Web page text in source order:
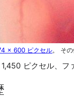
× 600 ピクセル。 そ
ピクセル、フ